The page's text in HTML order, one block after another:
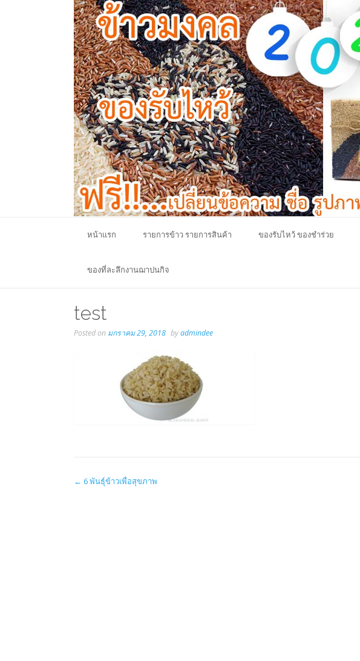
หน้าแรก รายการข้าว รายการสินค้า ของรับไหว้ ของชำร่วย
ของที่ละลึกงานฌาปนกิจ
test
Posted on มกราคม 29, 2018 byadmindee
Post
← 6 พันธุ์ข้าวเพื่อสุขภาพ